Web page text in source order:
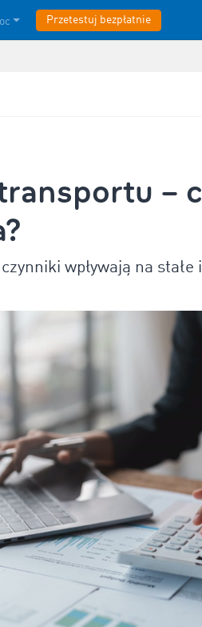
Przetestuj bezpłatnie
–
wpływają na